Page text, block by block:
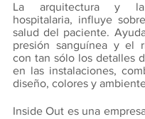
La arquitectura y la
hospitalaria, influye
salud del paciente.
presión sanguínea y el
con tan sólo los detalles
en las instalaciones,
diseño, colores y
Inside Out es una